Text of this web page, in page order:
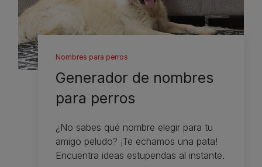
Nombres para perros
Generador de nombres
para perros
¿No sabes qué nombre elegir para tu
amigo peludo? ¡Te echamos una pata!
Encuentra ideas estupendas al instante.